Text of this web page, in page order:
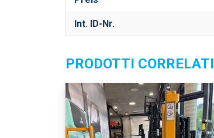
Int. ID-Nr.
PRODOTTI CORRELATI